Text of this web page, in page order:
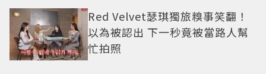
Red Velvet瑟琪獨旅糗事笑翻！
以為被認出 下一秒竟被當路人幫
忙拍照